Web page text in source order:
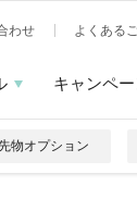
わせ よくある
キャンペ
物オプション